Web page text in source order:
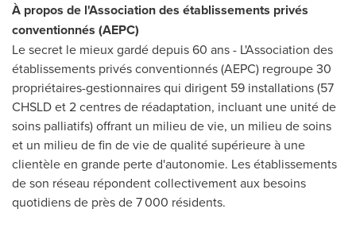
À propos de l'Association des établissements privés
conventionnés (AEPC)
Le secret le mieux gardé depuis 60 ans - L'Association des
établissements privés conventionnés (AEPC) regroupe 30
propriétaires-gestionnaires qui dirigent 59 installations (57
CHSLD et 2 centres de réadaptation, incluant une unité de
soins palliatifs) offrant un milieu de vie, un milieu de soins
et un milieu de fin de vie de qualité supérieure à une
clientèle en grande perte d'autonomie. Les établissements
de son réseau répondent collectivement aux besoins
quotidiens de près de 7 000 résidents.